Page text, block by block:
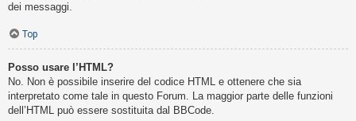
dei messaggi.
Top
Posso usare l’HTML?
No. Non è possibile inserire del codice HTML e ottenere che sia
interpretato come tale in questo Forum. La maggior parte delle funzioni
dell’HTML può essere sostituita dal BBCode.